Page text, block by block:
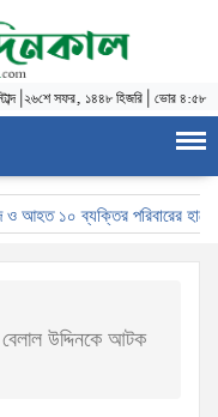
| ২৬শে সফর, ১৪৪৮ হিজরি ভোর ৪:৫৮
আহত ১০ ব্যক্তির পরিবারের হাতে
উদ্দিনকে আটক